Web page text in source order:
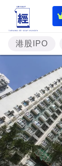
港股IPO